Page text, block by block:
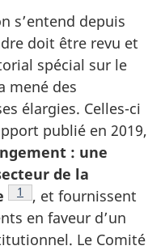
s’entend depuis
doit être revu et
spécial sur le
mené des
élargies. Celles-ci
publié en 2019,
: une
de la
Note de bas de page
1
, et fournissent
en faveur d’un
Le Comité